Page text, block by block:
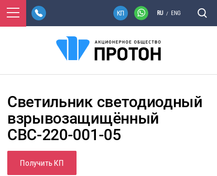
RU / ENG
Светильник светодиодный
взрывозащищённый
СВС-220-001-05
Получить КП